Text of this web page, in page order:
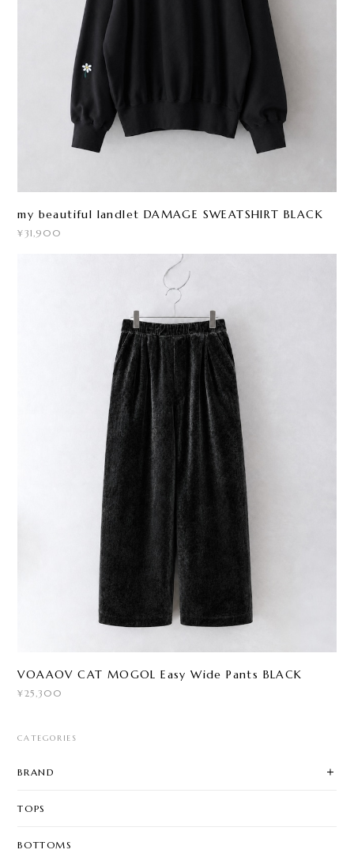
my beautiful landlet DAMAGE SWEATSHIRT BLACK
¥31,900
VOAAOV CAT MOGOL Easy Wide Pants BLACK
¥25,300
CATEGORIES
BRAND
TOPS
BOTTOMS